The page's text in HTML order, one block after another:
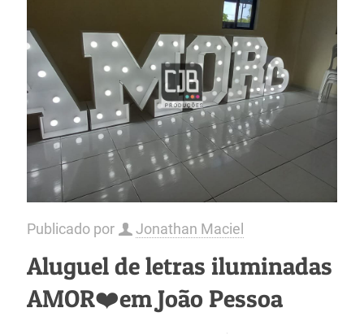
Publicado por Jonathan Maciel
Aluguel de letras iluminadas
AMOR❤️em João Pessoa